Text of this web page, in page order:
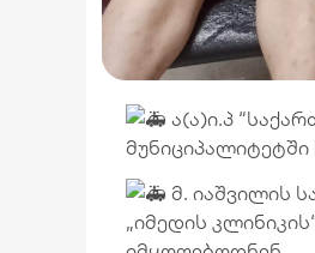
ა(ა)ი.პ
მ. იაშვილის
„იმედის